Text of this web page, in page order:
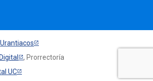
Urantiacos
, Prorrectoría
UC